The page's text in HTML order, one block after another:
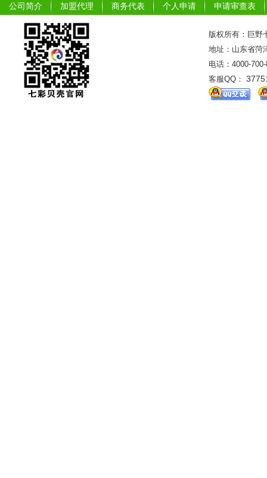
公司简介 加盟代理 商务代表 个人申请 申请审查表
版权所有：巨野
地址：山东省菏
电话：4000-
客服QQ：